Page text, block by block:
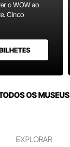
o WOW ao
Cinco
OS MUSEUS
EXPLORAR